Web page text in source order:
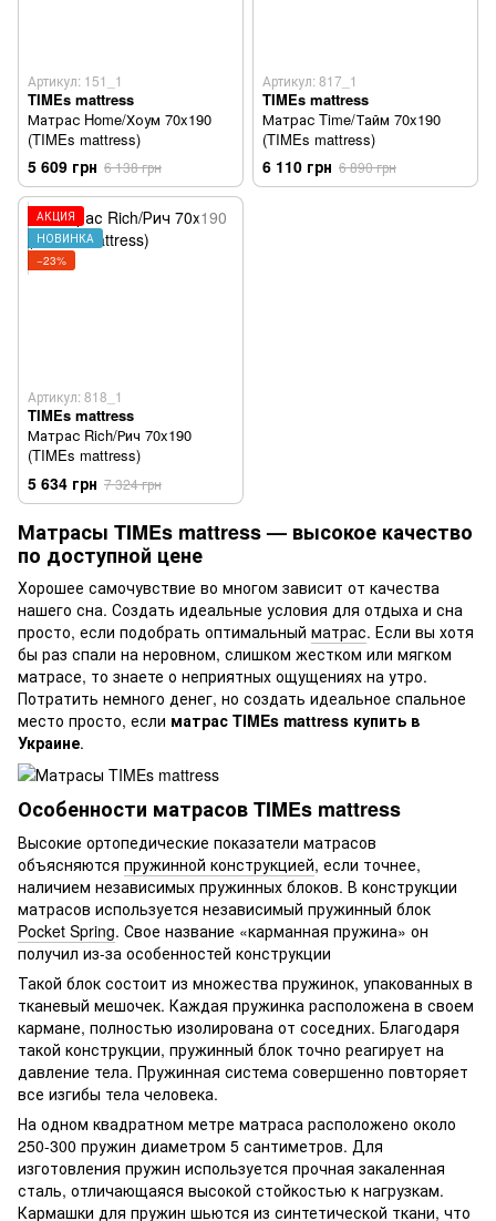
Артикул: 151_1
TIMEs mattress
Матрас Home/Хоум 70x190
(TIMEs mattress)
5 609 грн 6 138 грн
Артикул: 817_1
TIMEs mattress
Матрас Time/Тайм 70x190
(TIMEs mattress)
6 110 грн 6 890 грн
АКЦИЯ
НОВИНКА
−23%
Артикул: 818_1
TIMEs mattress
Матрас Rich/Рич 70x190
(TIMEs mattress)
5 634 грн 7 324 грн
Матрасы TIMEs mattress — высокое качество
по доступной цене
Хорошее самочувствие во многом зависит от качества
нашего сна. Создать идеальные условия для отдыха и сна
просто, если подобрать оптимальный матрас. Если вы хотя
бы раз спали на неровном, слишком жестком или мягком
матрасе, то знаете о неприятных ощущениях на утро.
Потратить немного денег, но создать идеальное спальное
место просто, если матрас TIMEs mattress купить в
Украине.
Особенности матрасов TIMEs mattress
Высокие ортопедические показатели матрасов
объясняются пружинной конструкцией, если точнее,
наличием независимых пружинных блоков. В конструкции
матрасов используется независимый пружинный блок
Pocket Spring. Свое название «карманная пружина» он
получил из-за особенностей конструкции
Такой блок состоит из множества пружинок, упакованных в
тканевый мешочек. Каждая пружинка расположена в своем
кармане, полностью изолирована от соседних. Благодаря
такой конструкции, пружинный блок точно реагирует на
давление тела. Пружинная система совершенно повторяет
все изгибы тела человека.
На одном квадратном метре матраса расположено около
250-300 пружин диаметром 5 сантиметров. Для
изготовления пружин используется прочная закаленная
сталь, отличающаяся высокой стойкостью к нагрузкам.
Кармашки для пружин шьются из синтетической ткани, что